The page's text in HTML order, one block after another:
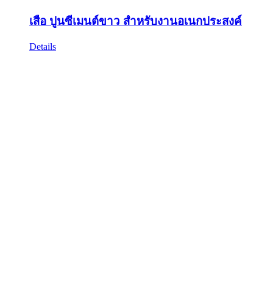
เสือ ปูนซีเมนต์ขาว สำหรับงานอเนกประสงค์
Details